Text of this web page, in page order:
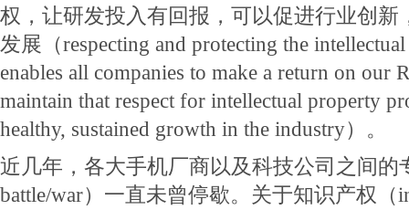
权，让研发投入有回报，可以促进行业创新
发展（respecting and protecting the
enables all companies to make a return on our
maintain that respect for intellectual property
healthy, sustained growth in the industry）。
近几年，各大手机厂商以及科技公司之间的
battle/war）一直未曾停歇。关于知识产权（